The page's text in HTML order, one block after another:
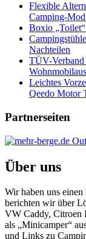
Flexible
Camping-
Boxio
Nachteilen
TÜV-Verband
Leichtes
Qeedo Motor
Partnerseiten
Über uns
Wir haben uns
berichten wir über
VW Caddy, Citroen
als „Minicamper“
und Links zu